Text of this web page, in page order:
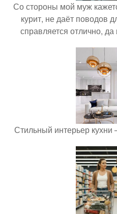
Со стороны мой муж
курит, не даёт поводов
справляется отлично,
Стильный интерьер